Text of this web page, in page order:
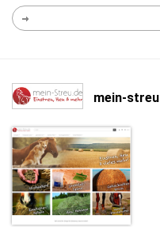
mein-streu